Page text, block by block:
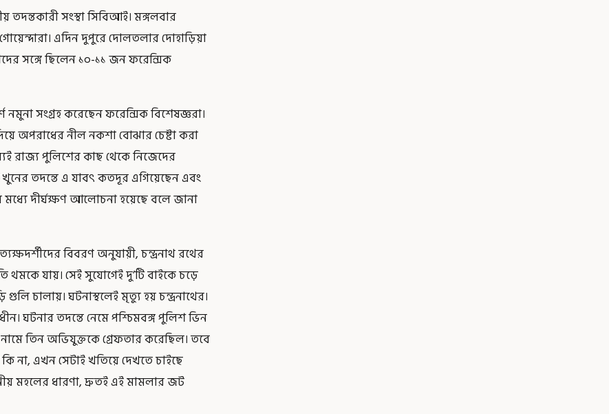
তদন্তকারী সংস্থা সিবিআই। মঙ্গলবার
এদিন দুপুরে দোলতলার দোহাড়িয়া
সঙ্গে ছিলেন ১০-১১ জন ফরেন্সিক
সংগ্রহ করেছেন ফরেন্সিক বিশেষজ্ঞরা।
অপরাধের নীল নকশা বোঝার চেষ্টা করা
রাজ্য পুলিশের কাছ থেকে নিজেদের
তদন্তে এ যাবৎ কতদূর এগিয়েছেন এবং
মধ্যে দীর্ঘক্ষণ আলোচনা হয়েছে বলে জানা
বিবরণ অনুযায়ী, চন্দ্রনাথ রথের
থমকে যায়। সেই সুযোগেই দু’টি বাইকে চড়ে
চালায়। ঘটনাস্থলেই মৃত্যু হয় চন্দ্রনাথের।
ঘটনার তদন্তে নেমে পশ্চিমবঙ্গ পুলিশ ভিন
তিন অভিযুক্তকে গ্রেফতার করেছিল। তবে
না, এখন সেটাই খতিয়ে দেখতে চাইছে
মহলের ধারণা, দ্রুতই এই মামলার জট